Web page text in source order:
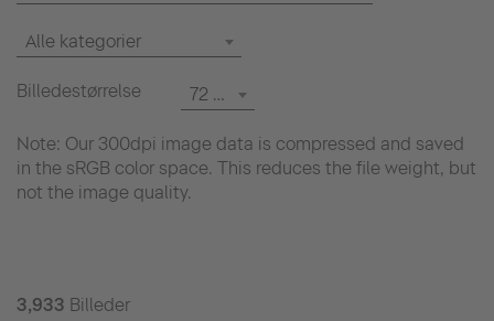
Alle kategorier
Billedestørrelse 72 dpi
Note: Our 300dpi image data is compressed and saved
in the sRGB color space. This reduces the file weight, but
not the image quality.
3,933 Billeder